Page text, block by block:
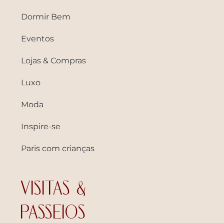
Dormir Bem
Eventos
Lojas & Compras
Luxo
Moda
Inspire-se
Paris com crianças
VISITAS &
PASSEIOS